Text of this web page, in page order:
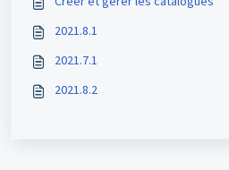
2021.8.1
2021.7.1
2021.8.2